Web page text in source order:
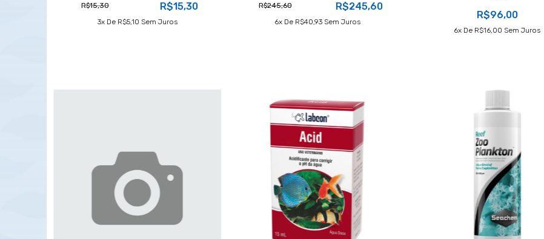
R$15,30 R$15,30
3X De R$5,10 Sem Juros
R$245,60 R$245,60
6X De R$40,93Sem Juros
R$96,00
6X De R$16,00 Sem Juros